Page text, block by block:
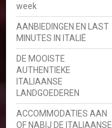
week
AANBIEDINGEN EN LAST
MINUTES IN ITALIË
DE MOOISTE
AUTHENTIEKE
ITALIAANSE
LANDGOEDEREN
ACCOMMODATIES AAN
OF NABIJ DE ITALIAANSE